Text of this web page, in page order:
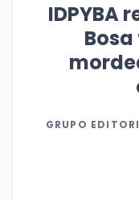
IDPYBA
GRUPO